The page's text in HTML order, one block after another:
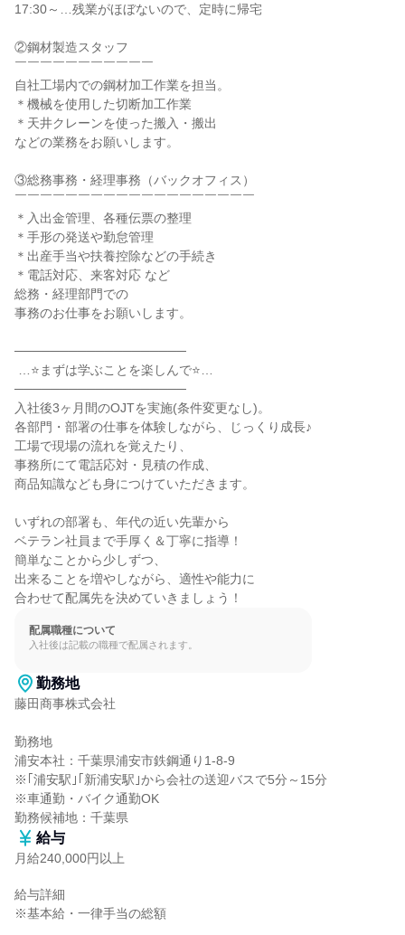
17:30～…残業がほぼないので、定時に帰宅
②鋼材製造スタッフ
￣￣￣￣￣￣￣￣￣￣￣
自社工場内での鋼材加工作業を担当。
＊機械を使用した切断加工作業
＊天井クレーンを使った搬入・搬出
などの業務をお願いします。
③総務事務・経理事務（バックオフィス）
￣￣￣￣￣￣￣￣￣￣￣￣￣￣￣￣￣￣￣
＊入出金管理、各種伝票の整理
＊手形の発送や勤怠管理
＊出産手当や扶養控除などの手続き
＊電話対応、来客対応 など
総務・経理部門での
事務のお仕事をお願いします。
───────────────────
───────────────────
入社後3ヶ月間のOJTを実施(条件変更なし)。
各部門・部署の仕事を体験しながら、じっくり成長♪
工場で現場の流れを覚えたり、
事務所にて電話応対・見積の作成、
商品知識なども身につけていただきます。
いずれの部署も、年代の近い先輩から
ベテラン社員まで手厚く＆丁寧に指導！
簡単なことから少しずつ、
出来ることを増やしながら、適性や能力に
合わせて配属先を決めていきましょう！
配属職種について
入社後は記載の職種で配属されます。
勤務地
藤田商事株式会社
勤務地
浦安本社：千葉県浦安市鉄鋼通り1-8-9
※｢浦安駅｣｢新浦安駅｣から会社の送迎バスで5分～15分
※車通勤・バイク通勤OK
勤務候補地：千葉県
給与
月給240,000円以上
給与詳細
※基本給・一律手当の総額